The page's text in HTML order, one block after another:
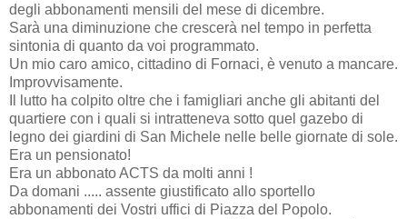
degli abbonamenti mensili del mese di dicembre.
Sarà una diminuzione che crescerà nel tempo in perfetta
sintonia di quanto da voi programmato.
Un mio caro amico, cittadino di Fornaci, è venuto a mancare.
Improvvisamente.
Il lutto ha colpito oltre che i famigliari anche gli abitanti del
quartiere con i quali si intratteneva sotto quel gazebo di
legno dei giardini di San Michele nelle belle giornate di sole.
Era un pensionato!
Era un abbonato ACTS da molti anni !
Da domani ..... assente giustificato allo sportello
abbonamenti dei Vostri uffici di Piazza del Popolo.